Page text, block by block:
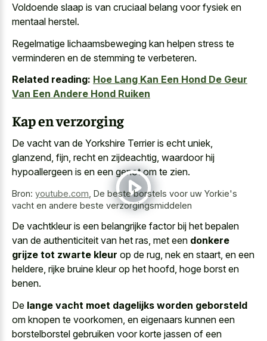
Voldoende slaap is van cruciaal belang voor fysiek en
mentaal herstel.
Regelmatige lichaamsbeweging kan helpen stress te
verminderen en de stemming te verbeteren.
Related reading: Hoe Lang Kan Een Hond De Geur
Van Een Andere Hond Ruiken
Kap en verzorging
De vacht van de Yorkshire Terrier is echt uniek,
glanzend, fijn, recht en zijdeachtig, waardoor hij
hypoallergeen is en een genot om te zien.
Bron: youtube.com De beste borstels voor uw Yorkie's
vacht en andere beste verzorgingsmiddelen
De vachtkleur is een belangrijke factor bij het bepalen
van de authenticiteit van het ras, met een donkere
grijze tot zwarte kleur op de rug, nek en staart, en een
heldere, rijke bruine kleur op het hoofd, hoge borst en
benen.
De lange vacht moet dagelijks worden geborsteld
om knopen te voorkomen, en eigenaars kunnen een
borstelborstel gebruiken voor korte jassen of een